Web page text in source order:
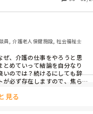
員, 介護老人保健施設, 社会福祉士
ぜ、介護の仕事をやろうと思
とめていって結論を自分なり
いのでは？続けるにしても辞
が必ず存在しますので、焦ら
見る